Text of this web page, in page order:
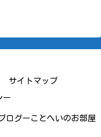
サイトマップ
ー
ログーことへいのお部屋